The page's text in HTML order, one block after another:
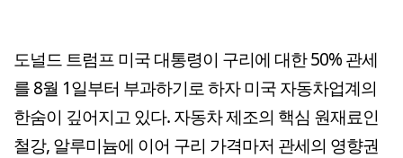
도널드 트럼프 미국 대통령이 구리에 대한 50% 관세
를 8월 1일부터 부과하기로 하자 미국 자동차업계의
한숨이 깊어지고 있다. 자동차 제조의 핵심 원재료인
철강, 알루미늄에 이어 구리 가격마저 관세의 영향권